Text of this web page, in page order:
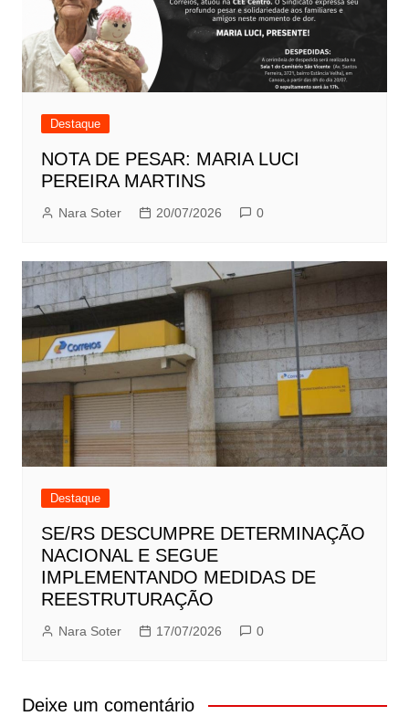
Destaque
NOTA DE PESAR: MARIA LUCI
PEREIRA MARTINS
Nara Soter 20/07/2026 0
Destaque
SE/RS DESCUMPRE DETERMINAÇÃO
NACIONAL E SEGUE
IMPLEMENTANDO MEDIDAS DE
REESTRUTURAÇÃO
Nara Soter 17/07/2026 0
Deixe um comentário